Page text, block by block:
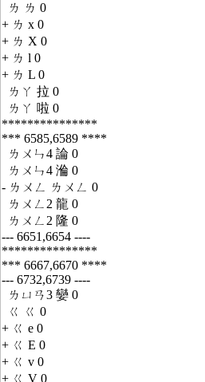
ㄌ ㄌ 0
+ ㄌ x 0
+ ㄌ X 0
+ ㄌ l 0
+ ㄌ L 0
ㄌㄚ 拉 0
ㄌㄚ 啦 0
***************
*** 6585,6589 ****
ㄌㄨㄣ4 論 0
ㄌㄨㄣ4 溣 0
- ㄌㄨㄥ ㄌㄨㄥ 0
ㄌㄨㄥ2 龍 0
ㄌㄨㄥ2 隆 0
--- 6651,6654 ----
***************
*** 6667,6670 ****
--- 6732,6739 ----
ㄌㄩㄢ3 孌 0
ㄍ ㄍ 0
+ ㄍ e 0
+ ㄍ E 0
+ ㄍ v 0
+ ㄍ V 0